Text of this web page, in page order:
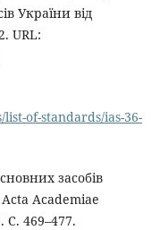
України від
URL:
of-standards/ias-36-
засобів
Acta Academiae
С. 469–477.